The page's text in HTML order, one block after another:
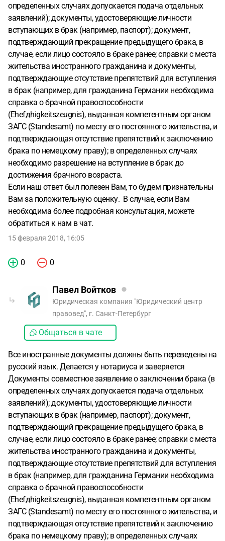
определенных случаях допускается подача отдельных
заявлений); документы, удостоверяющие личности
вступающих в брак (например, паспорт); документ,
подтверждающий прекращение предыдущего брака, в
случае, если лицо состояло в браке ранее; справки с места
жительства иностранного гражданина и документы,
подтверждающие отсутствие препятствий для вступления
в брак (например, для гражданина Германии необходима
справка о брачной правоспособности
(Ehefдhigkeitszeugnis), выданная компетентным органом
ЗАГС (Standesamt) по месту его постоянного жительства, и
подтверждающая отсутствие препятствий к заключению
брака по немецкому праву); в определенных случаях
необходимо разрешение на вступление в брак до
достижения брачного возраста.
Если наш ответ был полезен Вам, то будем признательны
Вам за положительную оценку. В случае, если Вам
необходима более подробная консультация, можете
обратиться к нам в чат.
15 февраля 2018, 16:05
0 0
Павел Войтков
Юридическая компания "Юридический центр
правовед", г. Санкт-Петербург
Общаться в чате
Все иностранные документы должны быть переведены на
русский язык. Делается у нотариуса и заверяется
Документы совместное заявление о заключении брака (в
определенных случаях допускается подача отдельных
заявлений); документы, удостоверяющие личности
вступающих в брак (например, паспорт); документ,
подтверждающий прекращение предыдущего брака, в
случае, если лицо состояло в браке ранее; справки с места
жительства иностранного гражданина и документы,
подтверждающие отсутствие препятствий для вступления
в брак (например, для гражданина Германии необходима
справка о брачной правоспособности
(Ehefдhigkeitszeugnis), выданная компетентным органом
ЗАГС (Standesamt) по месту его постоянного жительства, и
подтверждающая отсутствие препятствий к заключению
брака по немецкому праву); в определенных случаях